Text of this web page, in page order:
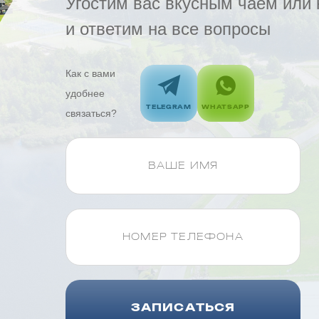
и ответим на все вопросы
Как с вами
удобнее
связаться?
TELEGRAM WHATSAPP
ЗАПИСАТЬСЯ